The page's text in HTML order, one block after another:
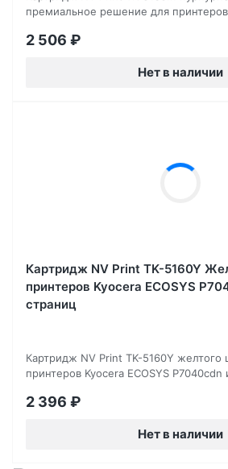
премиальное решение для принтеров
2 506 ₽
Нет в наличии
Картридж NV Print TK-5160Y
принтеров Kyocera ECOSYS
страниц
Картридж NV Print TK-5160Y желтого
принтеров Kyocera ECOSYS P7040cdn
2 396 ₽
Нет в наличии